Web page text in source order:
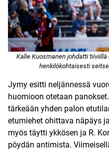
Kalle Kuosmanen johdatti
henkilökohtaisesti
Jymy esitti neljännessä
huomioon otetaan
tärkeään yhden palon
etumiehet ohittava näpäys
myös täytti ykkösen ja R.
pöydän antimista.